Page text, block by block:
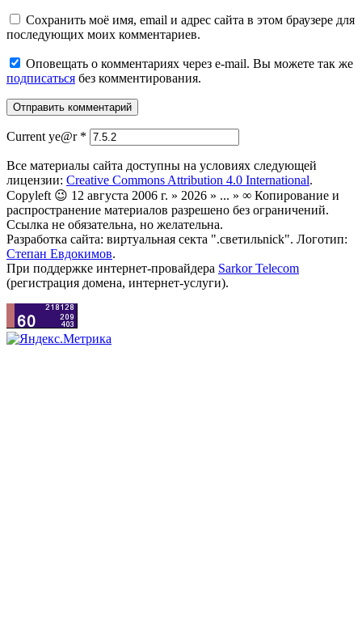
Сохранить моё имя, email и адрес сайта в этом браузере для
последующих моих комментариев.
Оповещать о комментариях через e-mail. Вы можете так же
подписаться без комментирования.
Current ye@r *
Все материалы сайта доступны на условиях следующей
лицензии: Creative Commons Attribution 4.0 International.
Copyleft 😉 12 августа 2006 г. » 2026 » ... » ∞ Копирование и
распространение материалов разрешено без ограничений.
Ссылка не обязательна, но желательна.
Разработка сайта: виртуальная секта ".светильnick". Логотип:
Степан Евдокимов.
При поддержке интернет-провайдера Sarkor Telecom
(регистрация домена, интернет-услуги).